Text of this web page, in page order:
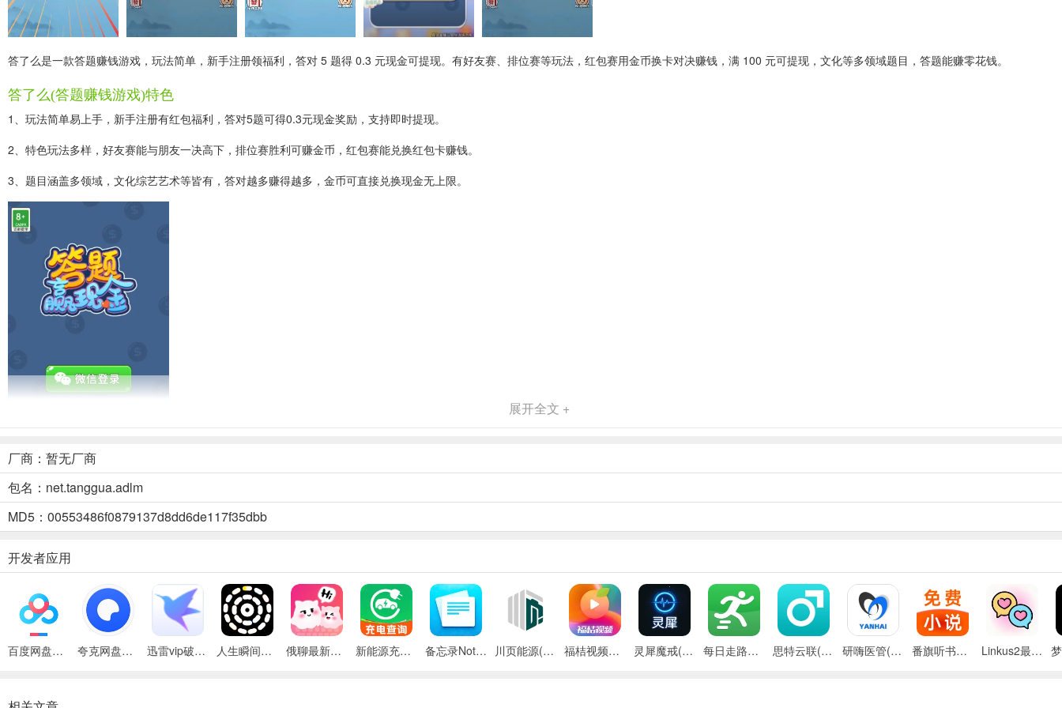
答了么是一款答题赚钱游戏，玩法简单，新手注册领福利，答对 5 题得 0.3 元现金可提现。有好友赛、排位赛等玩法，红包赛用金币换卡对决赚钱，满 100 元可提现，文化等多领域题目，答题能赚零花钱。
答了么(答题赚钱游戏)特色
1、玩法简单易上手，新手注册有红包福利，答对5题可得0.3元现金奖励，支持即时提现。
2、特色玩法多样，好友赛能与朋友一决高下，排位赛胜利可赚金币，红包赛能兑换红包卡赚钱。
3、题目涵盖多领域，文化综艺艺术等皆有，答对越多赚得越多，金币可直接兑换现金无上限。
答了么(答题赚钱游戏)优势
1.
玩法简单易上手，新手注册就能领取红包福利，答对5道题可得0.3元现金奖励，支持即时提现到账。
2.
有多种特色玩法，如好友赛能与朋友一决高下，排位赛胜利可赚取金币，红包赛能用金币兑换红包卡赚钱。
题目类型丰富，涵盖科学、文化、生活等各种领域，文化综艺艺术多元化，总有玩家的强项，能让玩家感受到知识的价值。
展开全文 +
厂商：暂无厂商
包名：net.tanggua.adlm
MD5：00553486f0879137d8dd6de117f35dbb
开发者应用
百度网盘绿色免安装Pc电脑版 夸克网盘官方正式版 迅雷vip破解版永久会员2024版 人生瞬间最新手机版 俄聊最新手机版 新能源充电桩查询(充电桩查询应用) 备忘录Note(多功能记事APP) 川页能源(电池管理应用) 福桔视频最新手机版 灵犀魔戒(运动睡眠管家) 每日走路计步(运动健康记录) 思特云联(视频监控应用) 研嗨医管(医院管理平台) 番旗听书免费畅听(听书软件) Linkus2最新手机版